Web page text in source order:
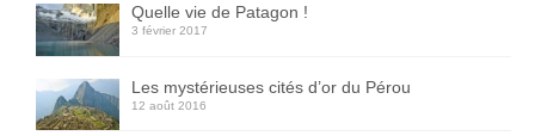
Quelle vie de Patagon !
3 février 2017
Les mystérieuses cités d’or du Pérou
12 août 2016